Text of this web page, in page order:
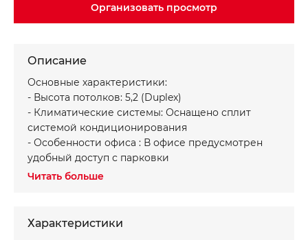
Организовать просмотр
Описание
Основные характеристики:
- Высота потолков: 5,2 (Duplex)
- Климатические системы: Оснащено сплит
системой кондиционирования
- Особенности офиса : В офисе предусмотрен
удобный доступ с парковки
- Офисные помещения с выполненным
зону опен-спейс, 8-12 рабочих мест , склад ,
акустическая кабина и сан. узел
Читать больше
Характеристики
Записаться на просмотр объекта
Имя
Телефон *
Хотите получить консультацию?
Ваше имя
Номер телефона*